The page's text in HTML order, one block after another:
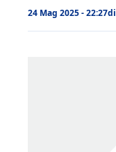
24 Mag 2025 - 22:27di